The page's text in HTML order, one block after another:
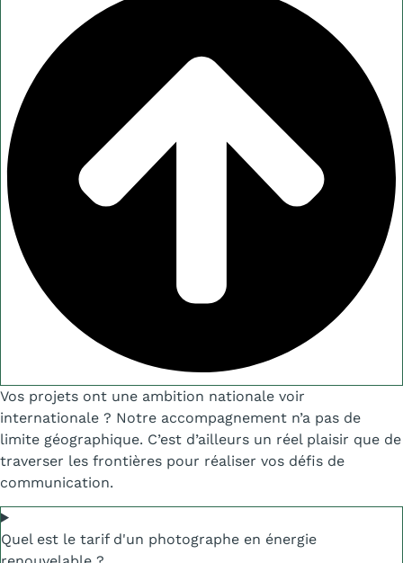
Vos projets ont une ambition nationale voir
internationale ? Notre accompagnement n’a pas de
limite géographique. C’est d’ailleurs un réel plaisir que de
traverser les frontières pour réaliser vos défis de
communication.
Quel est le tarif d'un photographe en énergie